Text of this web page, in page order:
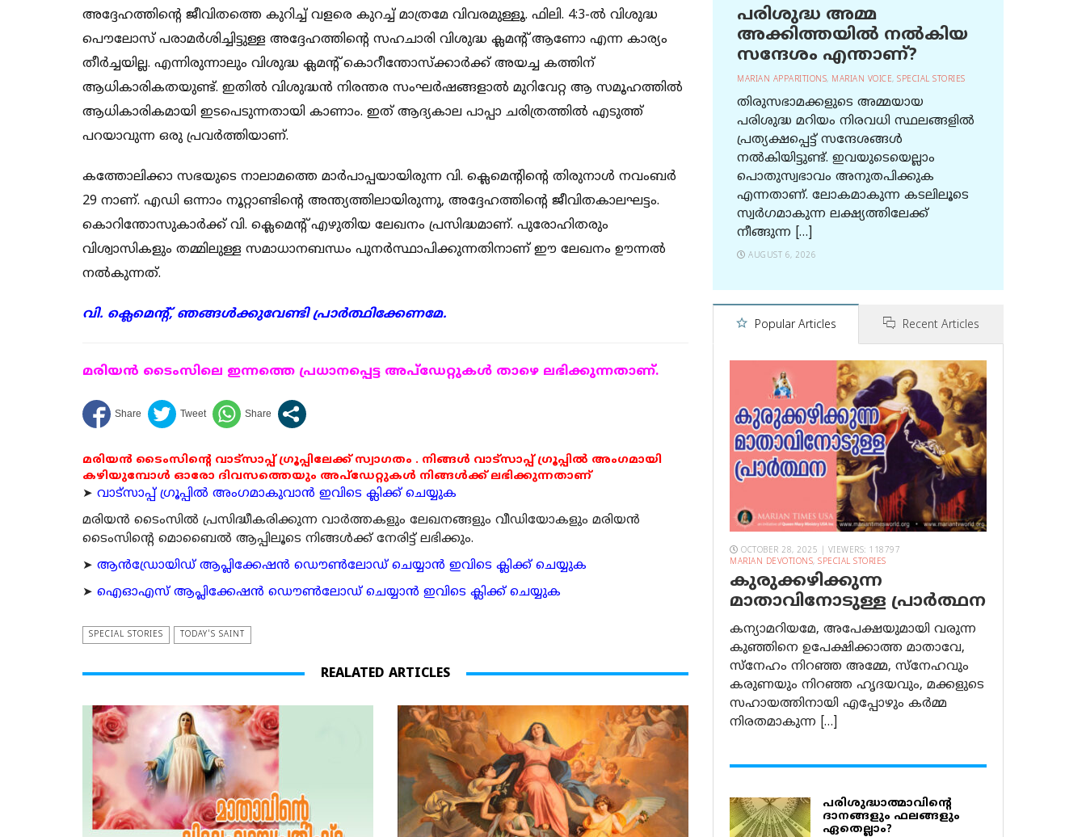
അദ്ദേഹത്തിന്റെ ജീവിതത്തെ കുറിച്ച് വളരെ കുറച്ച്‌ മാത്രമേ വിവരമുള്ളൂ. ഫിലി. 4:3-ല്‍ വിശുദ്ധ
പൌലോസ് പരാമര്‍ശിച്ചിട്ടുള്ള അദ്ദേഹത്തിന്റെ സഹചാരി വിശുദ്ധ ക്ലമന്റ് ആണോ എന്ന കാര്യം
തീര്‍ച്ചയില്ല. എന്നിരുന്നാലും വിശുദ്ധ ക്ലമന്റ് കൊറീന്തോസ്ക്കാര്‍ക്ക്‌ അയച്ച കത്തിന്
ആധികാരികതയുണ്ട്. ഇതില്‍ വിശുദ്ധന്‍ നിരന്തര സംഘര്‍ഷങ്ങളാല്‍ മുറിവേറ്റ ആ സമൂഹത്തില്‍
ആധികാരികമായി ഇടപെടുന്നതായി കാണാം. ഇത് ആദ്യകാല പാപ്പാ ചരിത്രത്തില്‍ എടുത്ത്‌
പറയാവുന്ന ഒരു പ്രവര്‍ത്തിയാണ്.
കത്തോലിക്കാ സഭയുടെ നാലാമത്തെ മാര്‍പാപ്പയായിരുന്ന വി. ക്ലെമെന്റിന്റെ തിരുനാള്‍ നവംബര്‍
29 നാണ്. എഡി ഒന്നാം നൂറ്റാണ്ടിന്റെ അന്ത്യത്തിലായിരുന്നു, അദ്ദേഹത്തിന്റെ ജീവിതകാലഘട്ടം.
കൊറിന്തോസുകാര്‍ക്ക് വി. ക്ലെമെന്റ് എഴുതിയ ലേഖനം പ്രസിദ്ധമാണ്. പുരോഹിതരും
വിശ്വാസികളും തമ്മിലുള്ള സമാധാനബന്ധം പുനര്‍സ്ഥാപിക്കുന്നതിനാണ് ഈ ലേഖനം ഊന്നല്‍
നല്‍കുന്നത്.
വി. ക്ലെമെന്റ്, ഞങ്ങള്‍ക്കുവേണ്ടി പ്രാര്‍ത്ഥിക്കേണമേ.
മരിയന്‍ ടൈംസിലെ ഇന്നത്തെ പ്രധാനപ്പെട്ട അപ്ഡേറ്റുകള്‍ താഴെ ലഭിക്കുന്നതാണ്.
മരിയൻ ടൈംസിന്റെ വാട്സാപ്പ് ഗ്രൂപ്പിലേക്ക് സ്വാഗതം . നിങ്ങൾ വാട്സാപ്പ് ഗ്രൂപ്പിൽ അംഗമായി
കഴിയുമ്പോൾ ഓരോ ദിവസത്തെയും അപ്ഡേറ്റുകൾ നിങ്ങൾക്ക് ലഭിക്കുന്നതാണ്
➤ വാട്സാപ്പ് ഗ്രൂപ്പിൽ അംഗമാകുവാൻ ഇവിടെ ക്ലിക്ക് ചെയ്യുക
മരിയന്‍ ടൈംസില്‍ പ്രസിദ്ധീകരിക്കുന്ന വാര്‍ത്തകളും ലേഖനങ്ങളും വീഡിയോകളും മരിയന്‍
ടൈംസിന്റെ മൊബൈല്‍ ആപ്പിലൂടെ നിങ്ങള്‍ക്ക് നേരിട്ട് ലഭിക്കും.
➤ ആന്‍ഡ്രോയിഡ് ആപ്ലിക്കേഷന്‍ ഡൌണ്‍ലോഡ് ചെയ്യാന്‍ ഇവിടെ ക്ലിക്ക് ചെയ്യുക
➤ ഐഓഎസ് ആപ്ലിക്കേഷന്‍ ഡൌണ്‍ലോഡ് ചെയ്യാന്‍ ഇവിടെ ക്ലിക്ക് ചെയ്യുക
SPECIAL STORIES TODAY'S SAINT
REALATED ARTICLES
പരിശുദ്ധ അമ്മ
അക്കിത്തയില്‍ നല്‍കിയ
സന്ദേശം എന്താണ്?
MARIAN APPARITIONS, MARIAN VOICE, SPECIAL STORIES
തിരുസഭാമക്കളുടെ അമ്മയായ
പരിശുദ്ധ മറിയം നിരവധി സ്ഥലങ്ങളിൽ
പ്രത്യക്ഷപ്പെട്ട് സന്ദേശങ്ങൾ
നൽകിയിട്ടുണ്ട്. ഇവയുടെയെല്ലാം
പൊതുസ്വഭാവം അനുതപിക്കുക
എന്നതാണ്. ലോകമാകുന്ന കടലിലൂടെ
സ്വർഗമാകുന്ന ലക്ഷ്യത്തിലേക്ക്
നീങ്ങുന്ന […]
AUGUST 6, 2026
Popular Articles Recent Articles
OCTOBER 28, 2025 | VIEWERS: 118797
MARIAN DEVOTIONS, SPECIAL STORIES
കുരുക്കഴിക്കുന്ന
മാതാവിനോടുള്ള പ്രാര്‍ത്ഥന
കന്യാമറിയമേ, അപേക്ഷയുമായി വരുന്ന
കുഞ്ഞിനെ ഉപേക്ഷിക്കാത്ത മാതാവേ,
സ്നേഹം നിറഞ്ഞ അമ്മേ, സ്നേഹവും
കരുണയും നിറഞ്ഞ ഹൃദയവും, മക്കളുടെ
സഹായത്തിനായി എപ്പോഴും കർമ്മ
നിരതമാകുന്ന […]
പരിശുദ്ധാത്മാവിന്റെ
ദാനങ്ങളും ഫലങ്ങളും
ഏതെല്ലാം?